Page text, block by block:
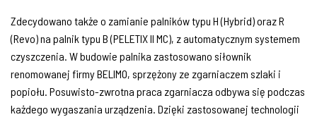
Zdecydowano także o zamianie palników typu H (Hybrid) oraz R
(Revo) na palnik typu B (PELETIX II MC), z automatycznym systemem
czyszczenia. W budowie palnika zastosowano siłownik
renomowanej firmy BELIMO, sprzężony ze zgarniaczem szlaki i
popiołu. Posuwisto-zwrotna praca zgarniacza odbywa się podczas
każdego wygaszania urządzenia. Dzięki zastosowanej technologii